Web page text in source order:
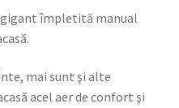
împletită manual
mai sunt şi alte
acel aer de confort şi